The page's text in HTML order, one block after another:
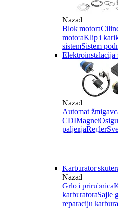
Nazad
Blok motora
motoraKlip i
sistemSistem
Elektroinstalacija
Nazad
Automat
CDIMagnet
paljenjaRegler
Karburator
Nazad
Grlo i prirubnica
karburatoraSajle
reparaciju